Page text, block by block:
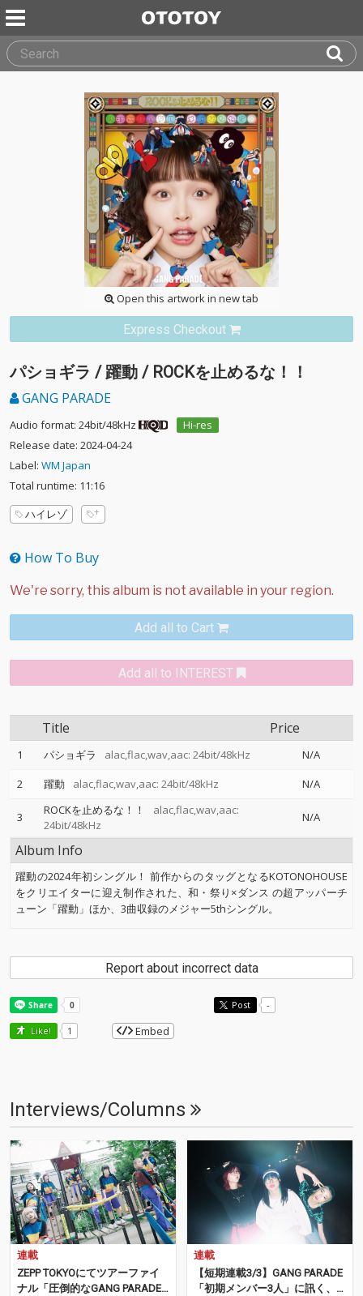
Open this artwork in new tab
Express Checkout
パショギラ / 躍動 / ROCKを止めるな！！
GANG PARADE
Audio format: 24bit/48kHz
Hi-res
Release date: 2024-04-24
Label: WM Japan
Total runtime: 11:16
ハイレゾ
How To Buy
Add all to Cart
Add all to INTEREST
Title Price
1 パショギラ alac,flac,wav,aac: 24bit/48kHz
N/A
2
躍動 alac,flac,wav,aac: 24bit/48kHz N/A
3 ROCKを止めるな！！
alac,flac,wav,aac:
24bit/48kHz
N/A
Album Info
躍動の2024年初シングル！ 前作からのタッグとなるKOTONOHOUSE
をクリエイターに迎え制作された、和・祭り×ダンス の超アッパーチ
ューン「躍動」ほか、3曲収録のメジャー5thシングル。
Report about incorrect data
Post -
Like! 1 Embed
Interviews/Columns
連載
ZEPP TOKYOにてツアーファイ
ナル「圧倒的なGANG PARADE
連載
【短期連載3/3】GANG PARADE
「初期メンバー3人」に訊く、